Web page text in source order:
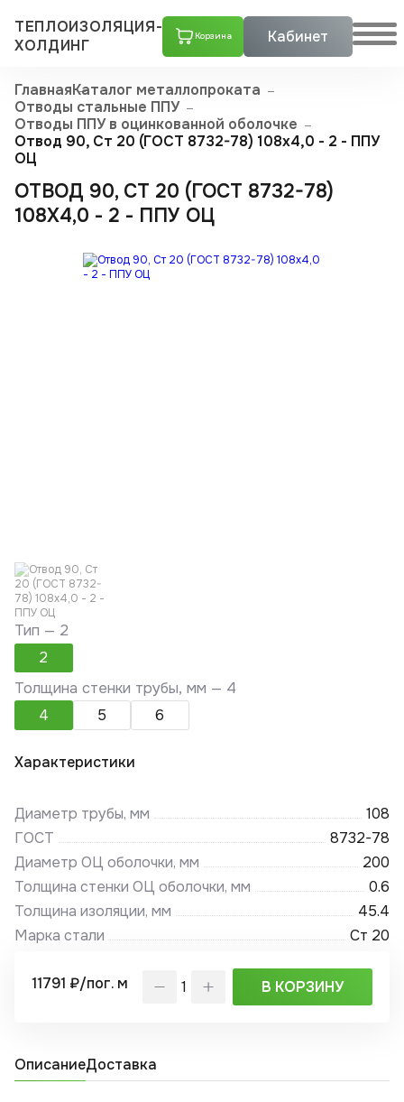
ТЕПЛОИЗОЛЯЦИЯ-
ХОЛДИНГ
Корзина Кабинет
ГлавнаяКаталог металлопроката
Отводы стальные ППУ
Отводы ППУ в оцинкованной оболочке
Отвод 90, Ст 20 (ГОСТ 8732-78) 108x4,0 - 2 - ППУ
ОЦ
ОТВОД 90, СТ 20 (ГОСТ 8732-78)
108X4,0 - 2 - ППУ ОЦ
Тип — 2
2
Толщина стенки трубы, мм — 4
4
5 6
Характеристики
Диаметр трубы, мм
108
ГОСТ
8732-78
Диаметр ОЦ оболочки, мм
200
Толщина стенки ОЦ оболочки, мм
0.6
Толщина изоляции, мм
45.4
Марка стали
Ст 20
11791 ₽/пог. м В КОРЗИНУ
ОписаниеДоставка